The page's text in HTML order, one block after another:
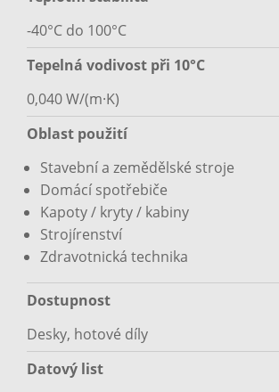
-40°C do 100°C
Tepelná vodivost při 10°C
0,040 W/(m·K)
Oblast použití
Stavební a zemědělské stroje
Domácí spotřebiče
Kapoty / kryty / kabiny
Strojírenství
Zdravotnická technika
Dostupnost
Desky, hotové díly
Datový list